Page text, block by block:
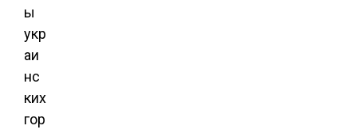
ы
укр
аи
нс
ких
гор